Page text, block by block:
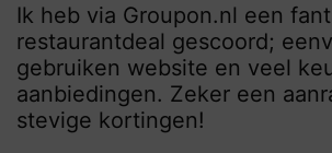
Ik heb via Groupon.nl een
restaurantdeal gescoord;
gebruiken website en veel
aanbiedingen. Zeker een
stevige kortingen!